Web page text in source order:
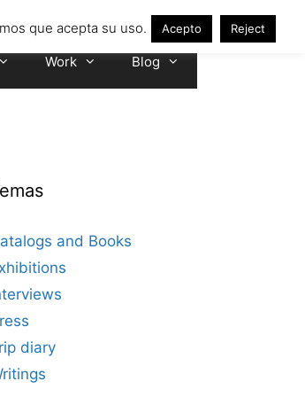
Work Blog
and Books
diary
que acepta su uso. Acepto Reject